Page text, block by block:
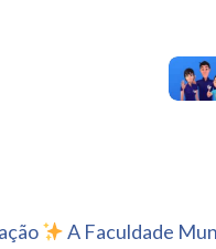
A Faculdade